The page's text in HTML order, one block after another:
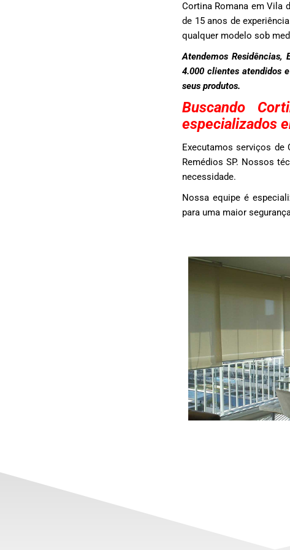
Cortina Romana em Vila
de 15 anos de
qualquer modelo sob
Atendemos Residências,
4.000 clientes atendidos
seus produtos.
Buscando
especializados
Executamos serviços de
Remédios SP. Nossos
necessidade.
Nossa equipe é
para uma maior